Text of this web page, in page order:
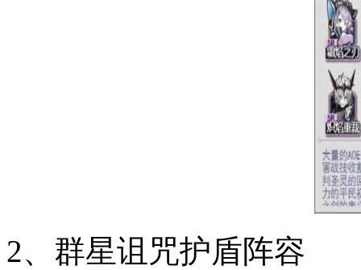
2、群星诅咒护盾阵容